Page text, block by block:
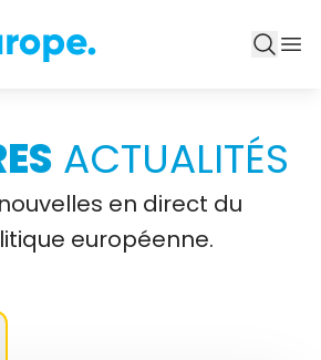
ACTUALITÉS
en direct du
européenne.